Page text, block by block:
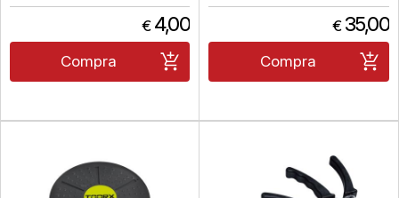
€ 4,00
Compra
€ 35,00
Compra